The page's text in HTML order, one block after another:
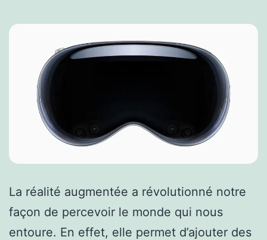
La réalité augmentée a révolutionné notre
façon de percevoir le monde qui nous
entoure. En effet, elle permet d’ajouter des